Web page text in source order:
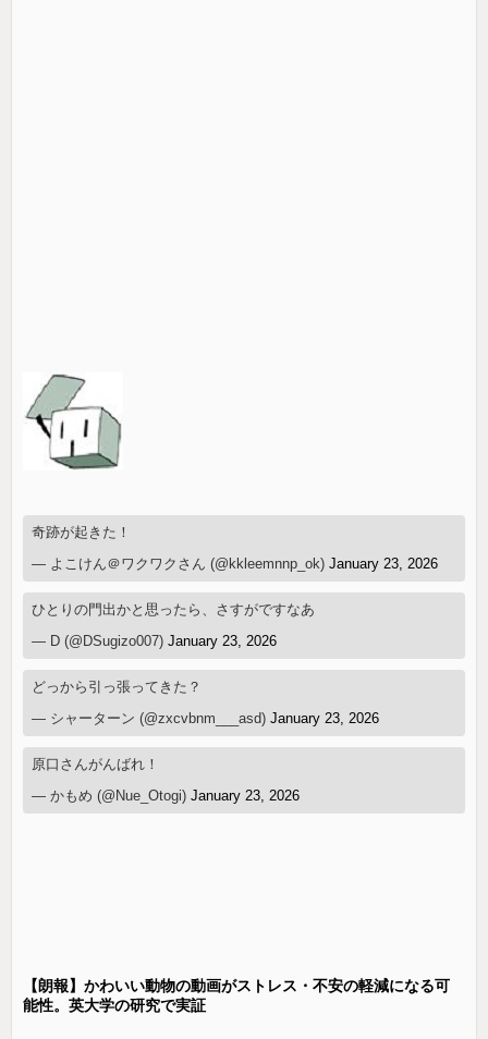
奇跡が起きた！
— よこけん＠ワクワクさん (@kkleemnnp_ok)January 23, 2026
ひとりの門出かと思ったら、さすがですなあ
— D (@DSugizo007)January 23, 2026
どっから引っ張ってきた？
— シャーターン (@zxcvbnm___asd)January 23, 2026
原口さんがんばれ！
— かもめ (@Nue_Otogi)January 23, 2026
【朗報】かわいい動物の動画がストレス・不安の軽減になる可
能性。英大学の研究で実証